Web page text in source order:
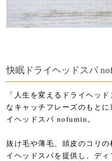
快眠ドライヘッドスパ
「人生を変えるドライヘッ
なキャッチフレーズのもと
イヘッドスパ nofumin。
抜け毛や薄毛、頭皮のコリ
イヘッドスパを提供し、デ